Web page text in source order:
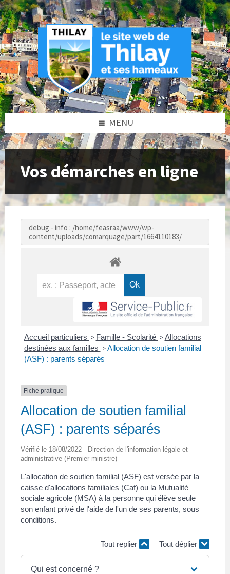
Skip
to
content
Skip
to
left
sidebar
Skip
to
footer
MENU
Vos démarches en ligne
debug - info : /home/feasraa/www/wp-
content/uploads/comarquage/part/1664110183/
Accueil particuliers > Famille - Scolarité > Allocations
destinées aux familles > Allocation de soutien familial
(ASF) : parents séparés
Fiche pratique
Allocation de soutien familial
(ASF) : parents séparés
Vérifié le 18/08/2022 - Direction de l'information légale et
administrative (Premier ministre)
L'allocation de soutien familial (ASF) est versée par la
caisse d'allocations familiales (Caf) ou la Mutualité
sociale agricole (MSA) à la personne qui élève seule
son enfant privé de l'aide de l'un de ses parents, sous
conditions.
Tout replier Tout déplier
Qui est concerné ?